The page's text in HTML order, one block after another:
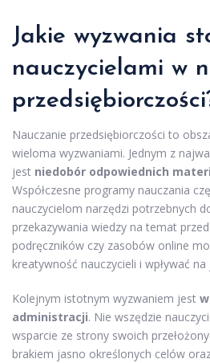
Jakie wyzwania
nauczycielami w
Nauczanie przedsiębiorczości to
wieloma wyzwaniami. Jednym z
jest niedobór odpowiednich
Współczesne programy nauczania
nauczycielom narzędzi potrzebnych
przekazywania wiedzy na temat
podręczników czy zasobów online
kreatywność nauczycieli i wpływać
Kolejnym istotnym wyzwaniem jest
administracji. Nie wszędzie
wsparcie ze strony swoich
brakiem jasno określonych celów